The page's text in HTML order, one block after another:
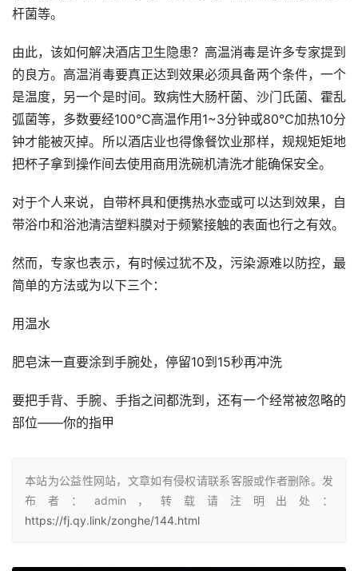
杆菌等。
由此，该如何解决酒店卫生隐患？高温消毒是许多专家提到
的良方。高温消毒要真正达到效果必须具备两个条件，一个
是温度，另一个是时间。致病性大肠杆菌、沙门氏菌、霍乱
弧菌等，多数要经100℃高温作用1~3分钟或80℃加热10分
钟才能被灭掉。所以酒店业也得像餐饮业那样，规规矩矩地
把杯子拿到操作间去使用商用洗碗机清洗才能确保安全。
对于个人来说，自带杯具和便携热水壶或可以达到效果，自
带浴巾和浴池清洁塑料膜对于频繁接触的表面也行之有效。
然而，专家也表示，有时候过犹不及，污染源难以防控，最
简单的方法或为以下三个：
用温水
肥皂沫一直要涂到手腕处，停留10到15秒再冲洗
要把手背、手腕、手指之间都洗到，还有一个经常被忽略的
部位——你的指甲
本站为公益性网站，文章如有侵权请联系客服或作者删除。发
布者：admin，转载请注明出处：
https://fj.qy.link/zonghe/144.html